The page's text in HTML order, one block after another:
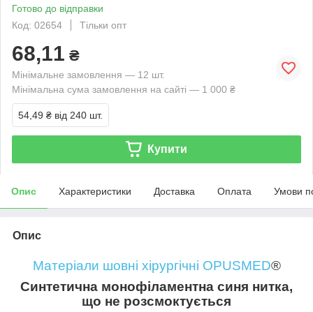
Готово до відправки
Код: 02654
Тільки опт
68,11 ₴
Мінімальне замовлення — 12 шт.
Мінімальна сума замовлення на сайті — 1 000 ₴
54,49 ₴ від 240 шт.
Купити
Опис Характеристики Доставка Оплата Умови
Опис
Матеріали шовні хірургічні OPUSMED®
Синтетична монофіламентна синя нитка,
що не розсмоктується